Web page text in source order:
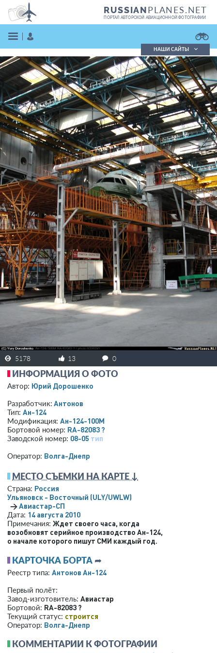
RUSSIANPLANES.NET
ПОРТАЛ АВТОРСКОЙ АВИАЦИОННОЙ ФОТОГРАФИИ
ВОЙТИ
ЗАРЕГИСТРИРОВАТЬСЯ
Поиск фотографий
Поиск в реестре
Кратко
Подробно
НАШИ САЙТЫ
5178 13 0
ИНФОРМАЦИЯ О ФОТО
Автор: Юрий Дорошенко
Разработчик: Антонов
Тип: Ан-124
Модификация: Ан-124-100М
Бортовой номер: RA-82083 ?
Заводской номер: 08-05 тип
Оператор: Волга-Днепр
МЕСТО СЪЕМКИ НА КАРТЕ ↓
Страна: Россия
Ульяновск - Восточный (ULY/UWLW)
→Авиастар-СП
Дата: 14 августа 2010
Примечания: Ждет своего часа, когда
возобновят серийное производство Ан-124,
о начале которого пишут СМИ каждый год.
КАРТОЧКА БОРТА ➦
Реестр типа: Антонов Ан-124
Первый полёт:
Завод-изготовитель: Авиастар
Бортовой: RA-82083 ?
Текущий статус: строится
Оператор: Волга-Днепр
КОММЕНТАРИИ К ФОТОГРАФИИ